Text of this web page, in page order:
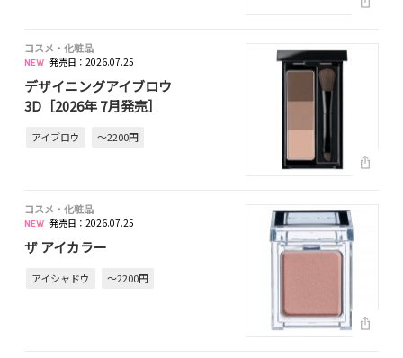
コスメ・化粧品
発売日：2026.07.25
デザイニングアイブロウ
3D［2026年 7月発売］
アイブロウ ～2200円
コスメ・化粧品
発売日：2026.07.25
ザ アイカラー
アイシャドウ ～2200円